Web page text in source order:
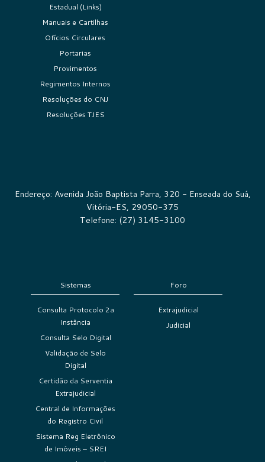
Estadual (Links)
Manuais e Cartilhas
Ofícios Circulares
Portarias
Provimentos
Regimentos Internos
Resoluções do CNJ
Resoluções TJES
Endereço: Avenida João Baptista Parra, 320 - Enseada do Suá,
Vitória-ES, 29050-375
Telefone: (27) 3145-3100
Sistemas
Consulta Protocolo 2a
Instância
Consulta Selo Digital
Validação de Selo
Digital
Certidão da Serventia
Extrajudicial
Central de Informações
do Registro Civil
Sistema Reg Eletrônico
de Imóveis – SREI
Foro
Extrajudicial
Judicial